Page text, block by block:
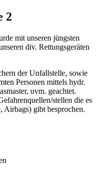
2
mit unseren jüngsten
div. Rettungsgeräten
der Unfallstelle, sowie
Personen mittels hydr.
uvm. geachtet.
stellen die es
gibt besprochen.